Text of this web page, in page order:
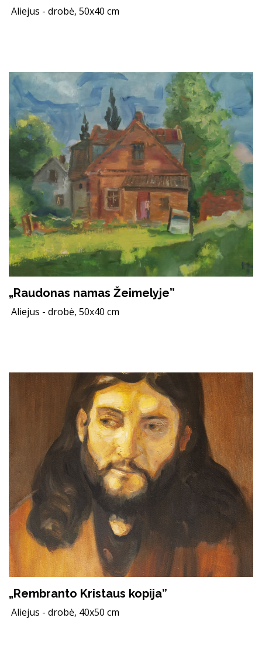
Aliejus - drobė, 50x40 cm
„Raudonas namas Žeimelyje”
Aliejus - drobė, 50x40 cm
„Rembranto Kristaus kopija”
Aliejus - drobė, 40x50 cm